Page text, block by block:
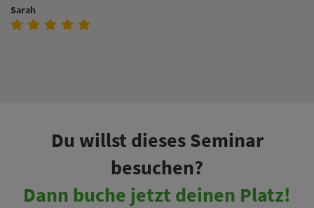
Sarah
Du willst dieses Seminar
besuchen?
Dann buche jetzt deinen Platz!